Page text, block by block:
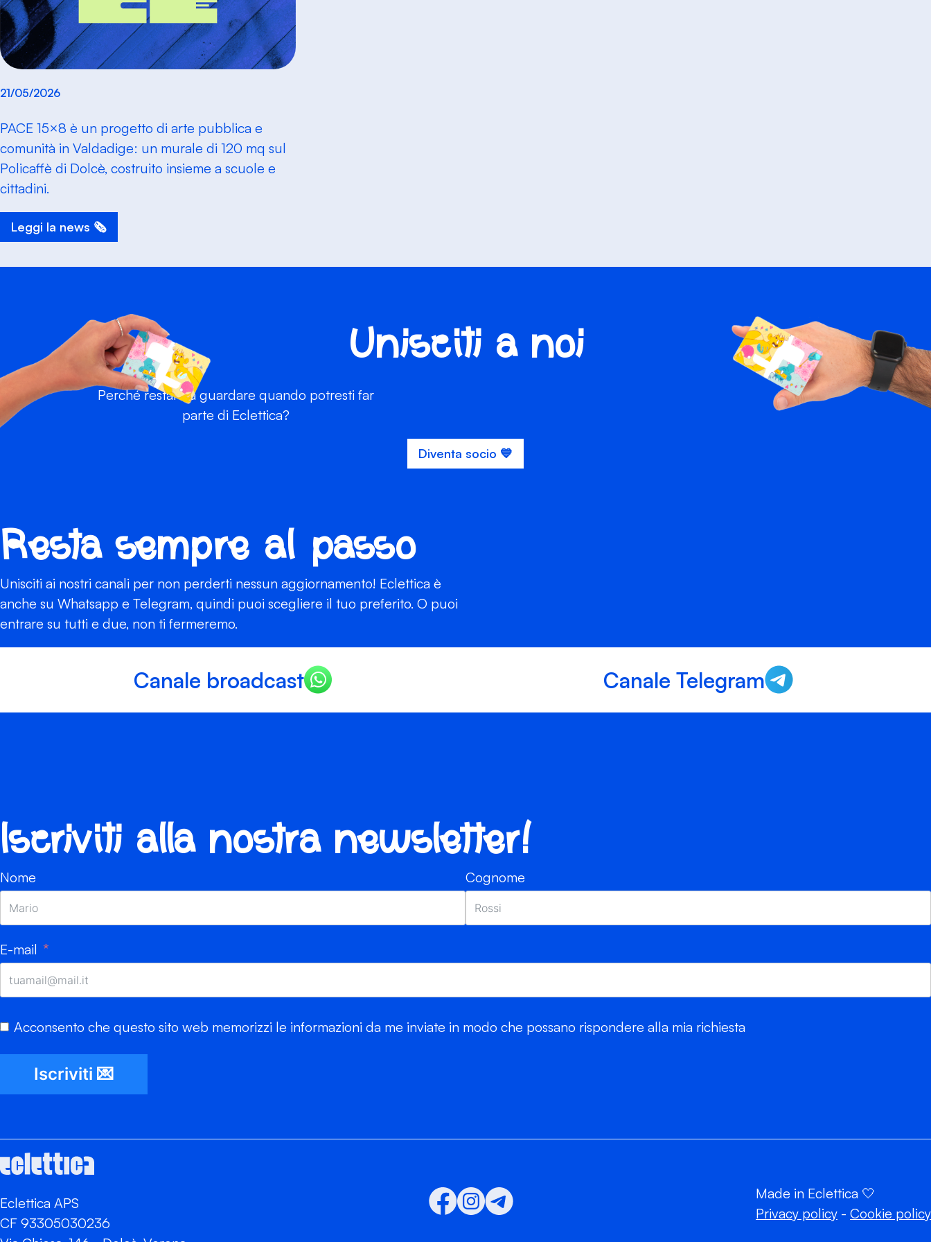
21/05/2026
PACE 15×8 è un progetto di arte pubblica e
comunità in Valdadige: un murale di 120 mq sul
Policaffè di Dolcè, costruito insieme a scuole e
cittadini.
Leggi la news 🗞️
Unisciti a noi
Perché restare a guardare quando potresti far
parte di Eclettica?
Diventa socio 💙
Resta sempre al passo
Unisciti ai nostri canali per non perderti nessun aggiornamento! Eclettica è
anche su Whatsapp e Telegram, quindi puoi scegliere il tuo preferito. O puoi
entrare su tutti e due, non ti fermeremo.
Canale broadcast Canale Telegram
Iscriviti alla nostra newsletter!
Nome Cognome
E-mail
Acconsento che questo sito web memorizzi le informazioni da me inviate in modo che possano rispondere alla mia richiesta
Iscriviti 💌
Eclettica APS
CF 93305030236
Made in Eclettica 🤍
Privacy policy - Cookie policy